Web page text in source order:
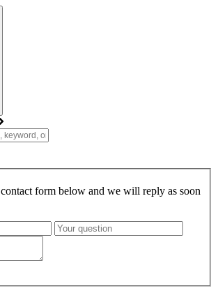
form below and we will reply as soon